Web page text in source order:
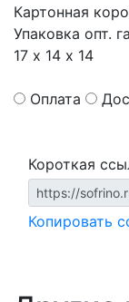
Картонная
Упаковка опт.
17 х 14 х 14
Оплата
Короткая
Копировать